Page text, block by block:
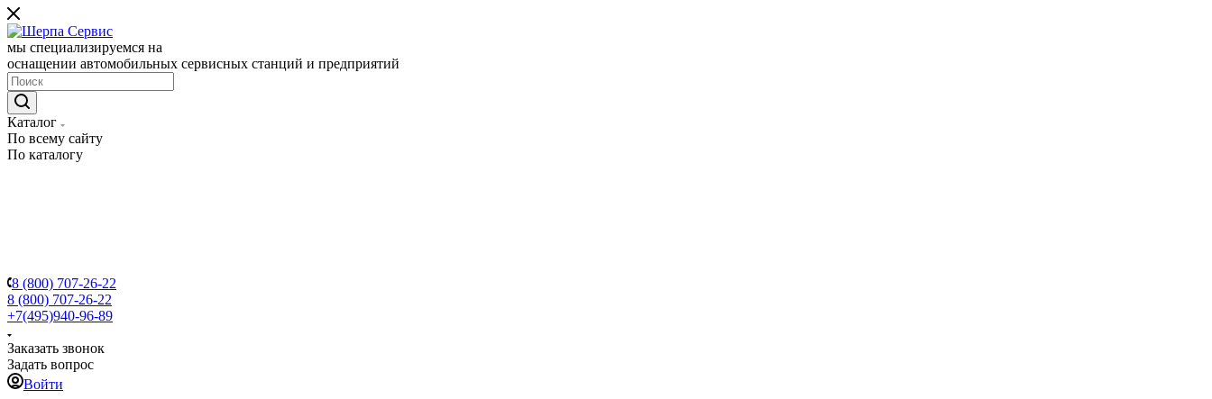
мы специализируемся на
оснащении автомобильных сервисных станций и предприятий
Каталог
По всему сайту
По каталогу
8 (800) 707-26-22
8 (800) 707-26-22
+7(495)940-96-89
Заказать звонок
Задать вопрос
Войти